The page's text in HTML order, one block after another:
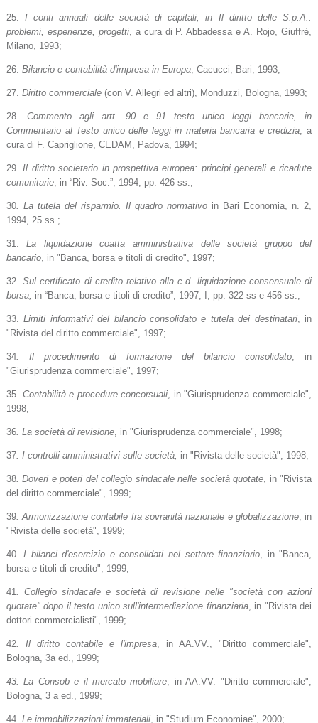
25.I conti annuali delle società di capitali, in Il diritto delle S.p.A.:
problemi, esperienze, progetti, a cura di P. Abbadessa e A. Rojo, Giuffrè,
Milano, 1993;
26. Bilancio e contabilità d'impresa in Europa, Cacucci, Bari, 1993;
27. Diritto commerciale (con V. Allegri ed altri), Monduzzi, Bologna, 1993;
28. Commento agli artt. 90 e 91 testo unico leggi bancarie, in
Commentario al Testo unico delle leggi in materia bancaria e credizia , a
cura di F. Capriglione, CEDAM, Padova, 1994;
29.Il diritto societario in prospettiva europea: principi generali e ricadute
comunitarie, in “Riv. Soc.”, 1994, pp. 426 ss.;
30. La tutela del risparmio. Il quadro normativo in Bari Economia, n. 2,
1994, 25 ss.;
31.La liquidazione coatta amministrativa delle società gruppo del
bancario, in "Banca, borsa e titoli di credito", 1997;
32.Sul certificato di credito relativo alla c.d. liquidazione consensuale di
borsa, in “Banca, borsa e titoli di credito”, 1997, I, pp. 322 ss e 456 ss.;
33.Limiti informativi del bilancio consolidato e tutela dei destinatari, in
"Rivista del diritto commerciale", 1997;
34. Il procedimento di formazione del bilancio consolidato , in
"Giurisprudenza commerciale", 1997;
35. Contabilità e procedure concorsuali , in "Giurisprudenza commerciale",
1998;
36. La società di revisione, in "Giurisprudenza commerciale", 1998;
37. I controlli amministrativi sulle società, in "Rivista delle società", 1998;
38. Doveri e poteri del collegio sindacale nelle società quotate , in "Rivista
del diritto commerciale", 1999;
39. Armonizzazione contabile fra sovranità nazionale e globalizzazione, in
"Rivista delle società", 1999;
40. I bilanci d'esercizio e consolidati nel settore finanziario , in "Banca,
borsa e titoli di credito", 1999;
41
. Collegio sindacale e società di revisione nelle "società con azioni
quotate" dopo il testo unico sull'intermediazione finanziaria, in "Rivista dei
dottori commercialisti", 1999;
42. Il diritto contabile e l'impresa , in AA.VV., "Diritto commerciale",
Bologna, 3a ed., 1999;
43. La Consob e il mercato mobiliare , in AA.VV. "Diritto commerciale",
Bologna, 3 a ed., 1999;
44. Le immobilizzazioni immateriali, in "Studium Economiae", 2000;